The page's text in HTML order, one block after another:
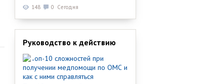
148 0 Сегодня
Руководство к действию